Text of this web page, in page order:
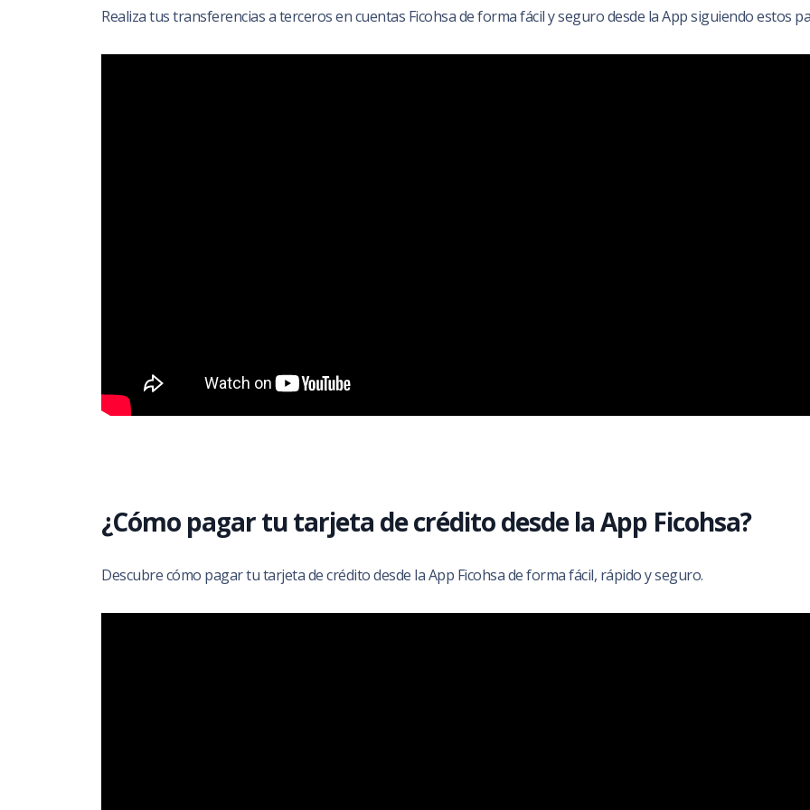
Realiza tus transferencias a terceros en cuentas Ficohsa de forma fácil y seguro desde la App siguiendo estos
¿Cómo pagar tu tarjeta de crédito desde la App Ficohsa?
Descubre cómo pagar tu tarjeta de crédito desde la App Ficohsa de forma fácil, rápido y seguro.